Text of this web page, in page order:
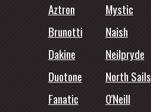
Aztron
Mystic
Brunotti
Naish
Dakine
Neilpryde
Duotone
North Sails
Fanatic
O'Neill